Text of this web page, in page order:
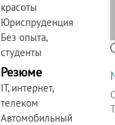
красоты
Юриспруденция
Без опыта,
студенты
Резюме
IT, интернет,
телеком
Автомобильный